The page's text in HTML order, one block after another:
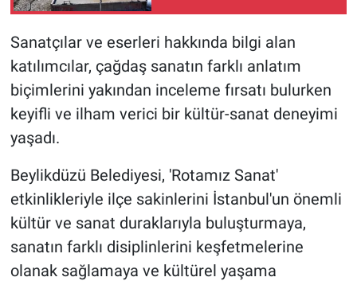
Sanatçılar ve eserleri hakkında bilgi alan
katılımcılar, çağdaş sanatın farklı anlatım
biçimlerini yakından inceleme fırsatı bulurken
keyifli ve ilham verici bir kültür-sanat deneyimi
yaşadı.
Beylikdüzü Belediyesi, 'Rotamız Sanat'
etkinlikleriyle ilçe sakinlerini İstanbul'un önemli
kültür ve sanat duraklarıyla buluşturmaya,
sanatın farklı disiplinlerini keşfetmelerine
olanak sağlamaya ve kültürel yaşama